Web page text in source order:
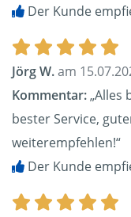
Der Kunde
Jörg W.am
Kommentar:„Alles
bester Service,
weiterempfehlen!“
Der Kunde